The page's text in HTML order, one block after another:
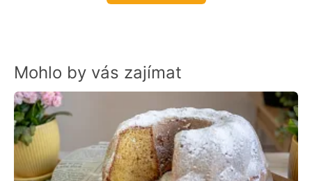
Mohlo by vás zajímat